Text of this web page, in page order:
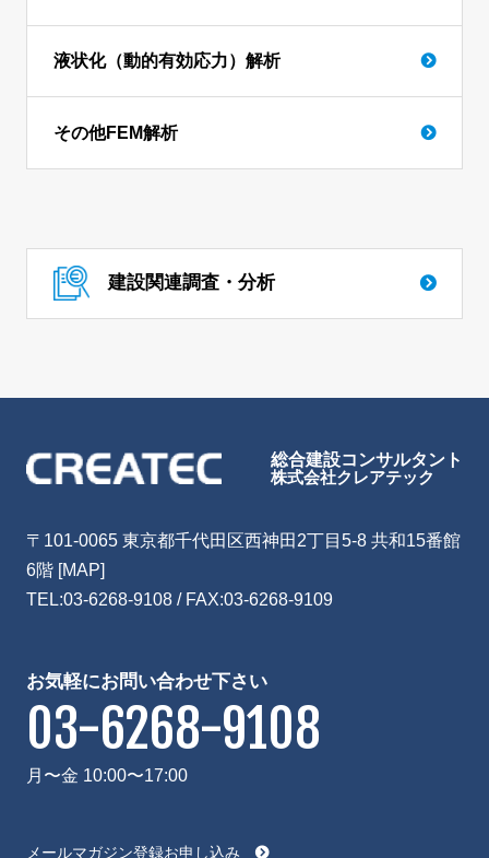
液状化（動的有効応力）解析
その他FEM解析
建設関連調査・分析
総合建設コンサルタント
株式会社クレアテック
〒101-0065 東京都千代田区西神田2丁目5-8 共和15番館
6階 [MAP]
TEL:03-6268-9108/ FAX:03-6268-9109
メールマガジン登録お申し込み
お気軽にお問い合わせ下さい
03-6268-9108
月〜金 10:00〜17:00